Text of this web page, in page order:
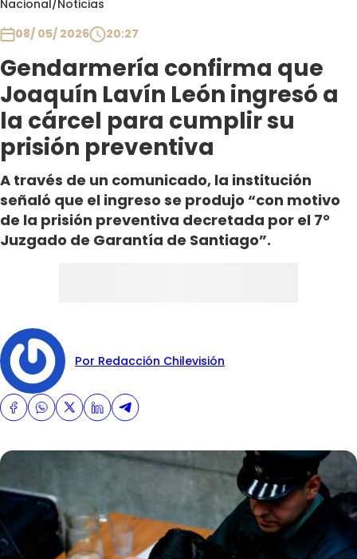
Nacional/Noticias
08/ 05/ 2026
20:27
Gendarmería confirma que
Joaquín Lavín León ingresó a
la cárcel para cumplir su
prisión preventiva
A través de un comunicado, la institución
señaló que el ingreso se produjo “con motivo
de la prisión preventiva decretada por el 7°
Juzgado de Garantía de Santiago”.
Por Redacción Chilevisión
Club De La Comedia
Contigo en Directo
Plan Perfecto
El Tiempo
Sabingo
Todos Los Programas